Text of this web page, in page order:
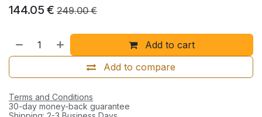
144.05 € 249.00€
Add to cart
Add to compare
Terms and Conditions
30-day money-back guarantee